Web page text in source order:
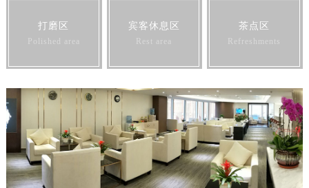
打磨区
Polished area
宾客休息区
Rest area
茶点区
Refreshments